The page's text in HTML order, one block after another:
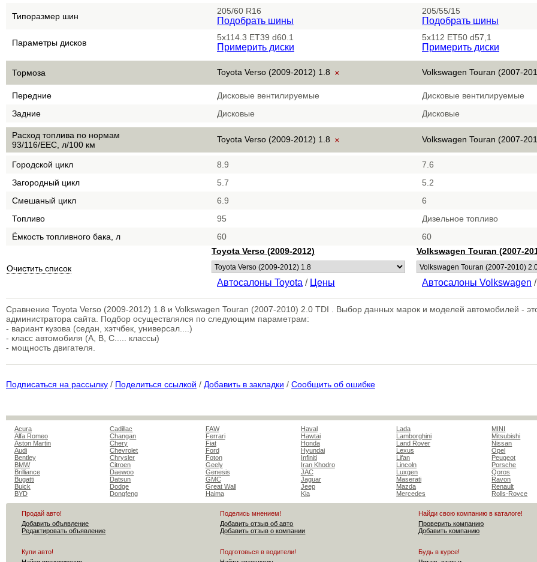
Типоразмер шин
205/60 R16
Подобрать шины
205/55/15
Подобрать шины
Параметры дисков
5x114.3 ET39 d60.1
Примерить диски
5x112 ET50 d57,1
Примерить диски
Тормоза Toyota Verso (2009-2012) 1.8 × Volkswagen Touran (2007-
Передние Дисковые вентилируемые
Дисковые вентилируемые
Задние
Дисковые Дисковые
Расход топлива по нормам
93/116/EEC, л/100 км
Toyota Verso (2009-2012) 1.8 × Volkswagen Touran (2007-
Городской цикл 8.9
7.6
Загородный цикл
5.7
5.2
Смешаный цикл
6.9
6
Топливо
95
Дизельное топливо
Ёмкость топливного бака, л
60 60
Очистить список
Toyota Verso (2009-2012) Volkswagen Touran (2007-
Автосалоны Toyota / Цены Автосалоны Volkswagen /
Сравнение Toyota Verso (2009-2012) 1.8 и Volkswagen Touran (2007-2010) 2.0 TDI . Выбор данных марок и моделей автомобилей -
администратора сайта. Подбор осуществлялся по следующим параметрам:
- вариант кузова (седан, хэтчбек, универсал....)
- класс автомобиля (A, B, C..... классы)
- мощность двигателя.
Подписаться на рассылку / Поделиться ссылкой / Добавить в закладки / Сообщить об ошибке
Acura
Alfa Romeo
Aston Martin
Audi
Bentley
BMW
Brilliance
Bugatti
Buick
BYD
Cadillac
Changan
Chery
Chevrolet
Chrysler
Citroen
Daewoo
Datsun
Dodge
Dongfeng
FAW
Ferrari
Fiat
Ford
Foton
Geely
Genesis
GMC
Great Wall
Haima
Haval
Hawtai
Honda
Hyundai
Infiniti
Iran Khodro
JAC
Jaguar
Jeep
Kia
Lada
Lamborghini
Land Rover
Lexus
Lifan
Lincoln
Luxgen
Maserati
Mazda
Mercedes
MINI
Mitsubishi
Nissan
Opel
Peugeot
Porsche
Qoros
Ravon
Renault
Rolls-Royce
Продай авто!
Добавить объявление
Редактировать объявление
Поделись мнением!
Добавить отзыв об авто
Добавить отзыв о компании
Найди свою компанию в каталоге!
Проверить компанию
Добавить компанию
Купи авто!
Подготовься в водители!
Будь в курсе!